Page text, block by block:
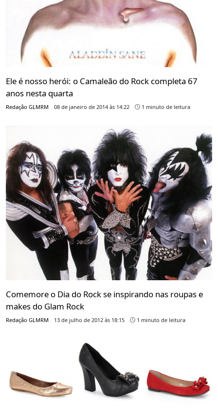
Ele é nosso herói: o Camaleão do Rock completa 67
anos nesta quarta
Redação GLMRM 08 de janeiro de 2014 às 14:22 1 minuto de leitura
Comemore o Dia do Rock se inspirando nas roupas e
makes do Glam Rock
Redação GLMRM 13 de julho de 2012 às 18:15 1 minuto de leitura